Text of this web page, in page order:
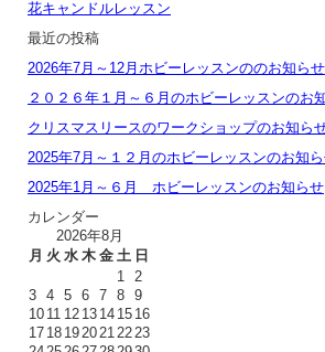
花キャンドルレッスン
最近の投稿
2026年7月～12月ホビーレッスンののお知らせ
２０２６年１月～６月のホビーレッスンのお
クリスマスリースのワークショップのお知ら
2025年7月～１２月のホビーレッスンのお知
2025年1月～６月 ホビーレッスンのお知らせ
カレンダー
2026年8月
月 火 水 木 金 土 日
1 2
3 4 5 6 7 8 9
10 11 12 13 14 15 16
17 18 1920212223